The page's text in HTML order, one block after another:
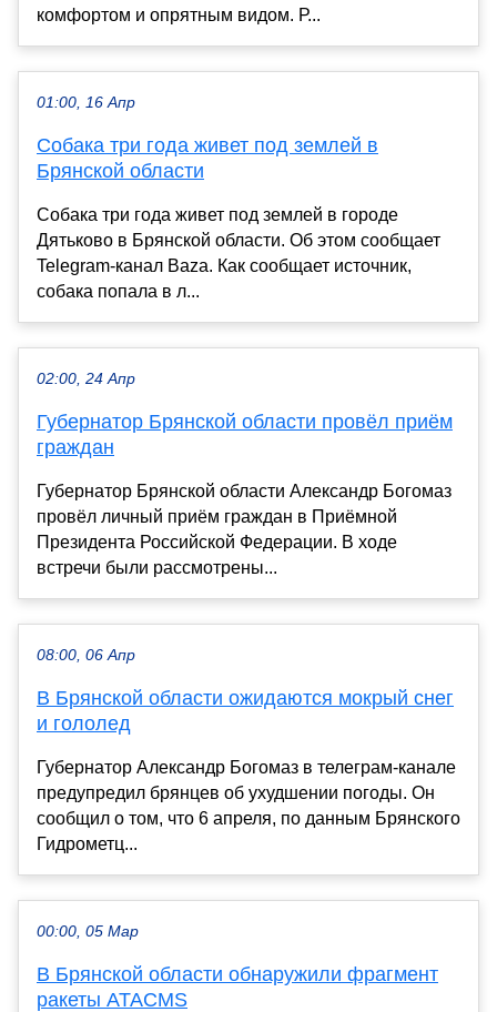
комфортом и опрятным видом. Р...
01:00, 16 Апр
Собака три года живет под землей в
Брянской области
Собака три года живет под землей в городе
Дятьково в Брянской области. Об этом сообщает
Telegram-канал Baza. Как сообщает источник,
собака попала в л...
02:00, 24 Апр
Губернатор Брянской области провёл приём
граждан
Губернатор Брянской области Александр Богомаз
провёл личный приём граждан в Приёмной
Президента Российской Федерации. В ходе
встречи были рассмотрены...
08:00, 06 Апр
В Брянской области ожидаются мокрый снег
и гололед
Губернатор Александр Богомаз в телеграм-канале
предупредил брянцев об ухудшении погоды. Он
сообщил о том, что 6 апреля, по данным Брянского
Гидрометц...
00:00, 05 Мар
В Брянской области обнаружили фрагмент
ракеты ATACMS